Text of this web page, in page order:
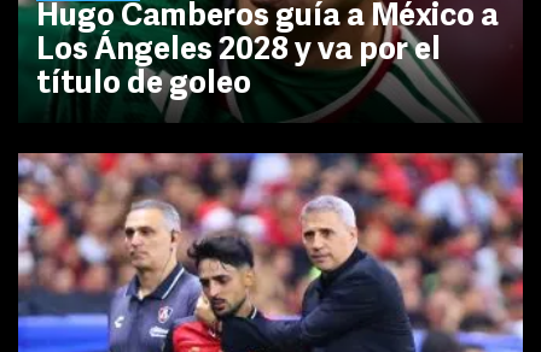
Hugo Camberos guía a México a
Los Ángeles 2028 y va por el
título de goleo